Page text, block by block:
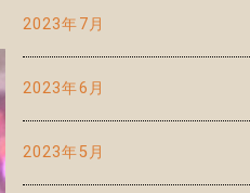
2023年7月
2023年6月
2023年5月